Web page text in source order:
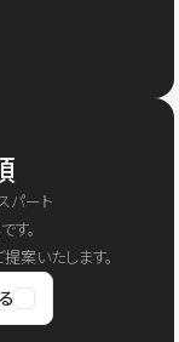
パート
す。
案いたします。